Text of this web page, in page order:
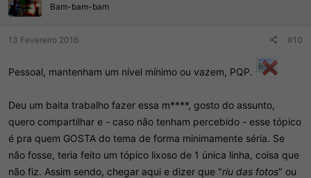
Bam-bam-bam
13 Fevereiro 2016 #10
Pessoal, mantenham um nível mínimo ou vazem, PQP.
Deu um baita trabalho fazer essa m****, gosto do assunto,
quero compartilhar e - caso não tenham percebido - esse tópico
é pra quem GOSTA do tema de forma minimamente séria. Se
não fosse, teria feito um tópico lixoso de 1 única linha, coisa que
não fiz. Assim sendo, chegar aqui e dizer que "riu das fotos" ou